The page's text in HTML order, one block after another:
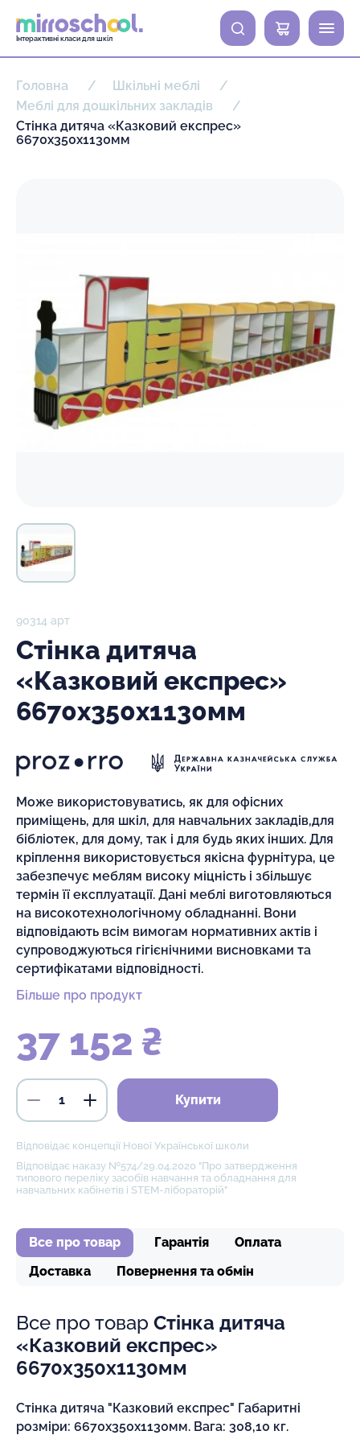
Інтерактивні класи для шкіл
0
Головна
Шкільні меблі
Меблі для дошкільних закладів
Стінка дитяча «Казковий експрес»
6670х350х1130мм
90314 арт
Стінка дитяча
«Казковий експрес»
6670х350х1130мм
Може використовуватись, як для офісних
приміщень, для шкіл, для навчальних закладів,для
бібліотек, для дому, так і для будь яких інших. Для
кріплення використовується якісна фурнітура, це
забезпечує меблям високу міцність і збільшує
термін її експлуатації. Дані меблі виготовляються
на високотехнологічному обладнанні. Вони
відповідають всім вимогам нормативних актів і
супроводжуються гігієнічними висновками та
сертифікатами відповідності.
Більше про продукт
37 152 ₴
Купити
Відповідає концепції Нової Української школи
Відповідає наказу №574/29.04.2020 "Про затвердження
типового переліку засобів навчання та обладнання для
навчальних кабінетів і STEM-лібораторій"
Все про товар Гарантія
Оплата
Доставка
Повернення та обмін
Все про товар Стінка дитяча
«Казковий експрес»
6670х350х1130мм
Стінка дитяча "Казковий експрес" Габаритні
розміри: 6670х350х1130мм. Вага: 308,10 кг.